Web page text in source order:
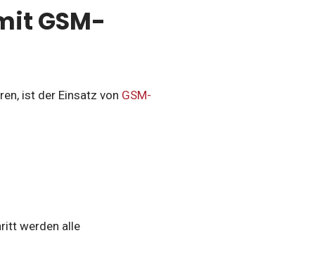
GSM-
ist der Einsatz von GSM-
werden alle